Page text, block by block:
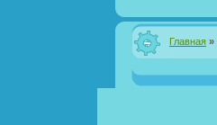
Главная »